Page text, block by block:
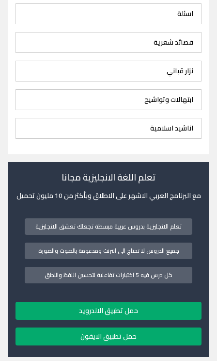
اسئلة
قصائد شعرية
نزار قباني
ابتهالات وتواشيح
اناشيد اسلامية
تعلم اللغة الانجليزية مجانا
مع البرنامج العربي الاشهر على الاطلاق وبأكثر من 10 مليون تحميل
تعلم الانجليزية بدروس عربية مبسطة تجعلك تعشق الانجليزية
جميع الدروس لا تحتاج الى انترنت ومدعومة بالصوت والصورة
كل درس فيه 5 اختبارات تفاعلية لتحسين اللفظ والنطق
حمل تطبيق الاندرويد
حمل تطبيق الايفون